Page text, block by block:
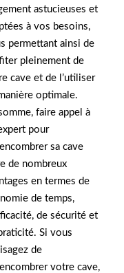
astucieuses et
à vos besoins,
permettant ainsi de
pleinement de
cave et de l’utiliser
optimale.
faire appel à
pour
sa cave
de nombreux
en termes de
de temps,
de sécurité et
Si vous
de
votre cave,